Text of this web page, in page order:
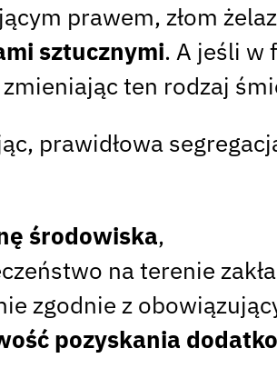
prawem, złom
sztucznymi. A jeśli w
ten rodzaj
prawidłowa
środowiska,
na terenie
zgodnie z
pozyskania